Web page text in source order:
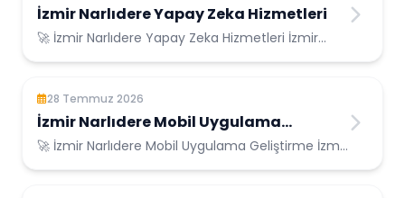
İzmir Narlıdere Yapay Zeka Hizmetleri
🚀 İzmir Narlıdere Yapay Zeka Hizmetleri İzmir
28 Temmuz 2026
İzmir Narlıdere Mobil Uygulama
Geliştirme
🚀 İzmir Narlıdere Mobil Uygulama Geliştirme İzmir